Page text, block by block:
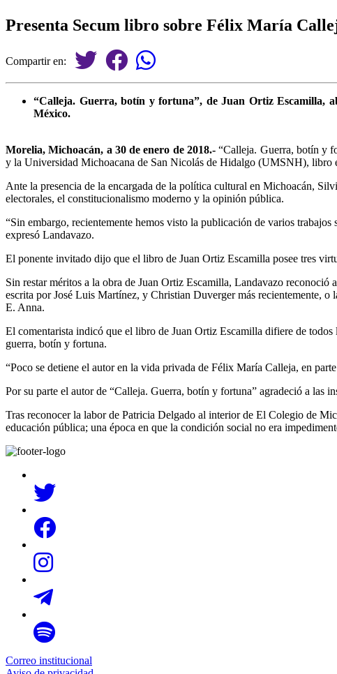
Presenta Secum libro sobre Félix María
Compartir en:
“Calleja. Guerra, botín y fortuna”, de Juan Ortiz Escamilla,
México.
Morelia, Michoacán, a 30 de enero de 2018.- “Calleja. Guerra, botín y
y la Universidad Michoacana de San Nicolás de Hidalgo (UMSNH), libro
Ante la presencia de la encargada de la política cultural en Michoacán,
electorales, el constitucionalismo moderno y la opinión pública.
“Sin embargo, recientemente hemos visto la publicación de varios
expresó Landavazo.
El ponente invitado dijo que el libro de Juan Ortiz Escamilla posee tres
Sin restar méritos a la obra de Juan Ortiz Escamilla, Landavazo
escrita por José Luis Martínez, y Christian Duverger más recientemente,
E. Anna.
El comentarista indicó que el libro de Juan Ortiz Escamilla difiere de todos
guerra, botín y fortuna.
“Poco se detiene el autor en la vida privada de Félix María Calleja, en
Por su parte el autor de “Calleja. Guerra, botín y fortuna” agradeció a las
Tras reconocer la labor de Patricia Delgado al interior de El Colegio de
educación pública; una época en que la condición social no era
Correo institucional